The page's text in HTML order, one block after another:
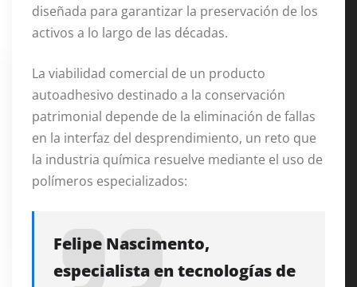
diseñada para garantizar la preservación de los
activos a lo largo de las décadas.
La viabilidad comercial de un producto
autoadhesivo destinado a la conservación
patrimonial depende de la eliminación de fallas
en la interfaz del desprendimiento, un reto que
la industria química resuelve mediante el uso de
polímeros especializados:
Felipe Nascimento,
especialista en tecnologías de